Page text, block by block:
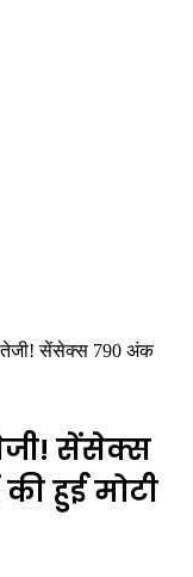
तेजी! सेंसेक्स 790 अंक
सेंसेक्स
हुई मोटी